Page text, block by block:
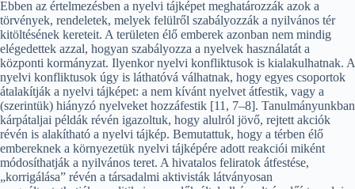
Ebben az értelmezésben a nyelvi tájképet meghatározzák azok a
törvények, rendeletek, melyek felülről szabályozzák a nyilvános tér
kitöltésének kereteit. A területen élő emberek azonban nem mindig
elégedettek azzal, hogyan szabályozza a nyelvek használatát a
központi kormányzat. Ilyenkor nyelvi konfliktusok is kialakulhatnak. A
nyelvi konfliktusok úgy is láthatóvá válhatnak, hogy egyes csoportok
átalakítják a nyelvi tájképet: a nem kívánt nyelvet átfestik, vagy a
(szerintük) hiányzó nyelveket hozzáfestik [11, 7–8]. Tanulmányunkban
kárpátaljai példák révén igazoltuk, hogy alulról jövő, rejtett akciók
révén is alakítható a nyelvi tájkép. Bemutattuk, hogy a térben élő
embereknek a környezetük nyelvi tájképére adott reakciói miként
módosíthatják a nyilvános teret. A hivatalos feliratok átfestése,
„korrigálása” révén a társadalmi aktivisták látványosan